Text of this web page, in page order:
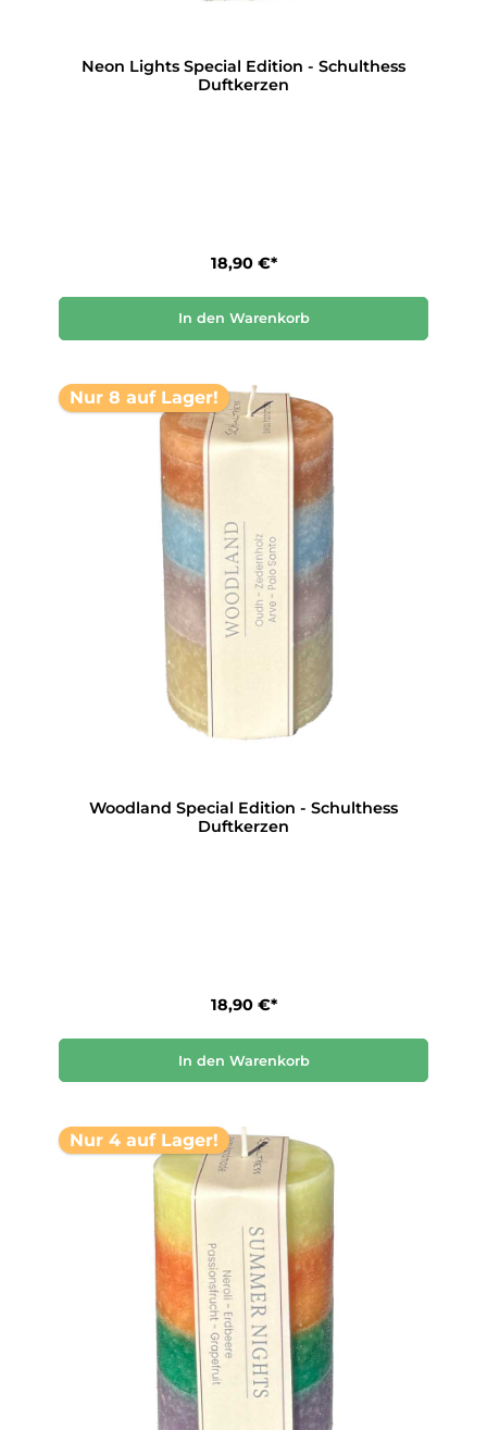
Neon Lights Special Edition - Schulthess
Duftkerzen
18,90 €*
In den Warenkorb
Nur 8 auf Lager!
Woodland Special Edition - Schulthess
Duftkerzen
18,90 €*
In den Warenkorb
Nur 4 auf Lager!